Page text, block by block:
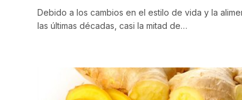
Debido a los cambios en el estilo de vida y la
las últimas décadas, casi la mitad de…